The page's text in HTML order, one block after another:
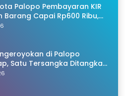
Palopo Pembayaran KIR
Barang Capai Rp600 Ribu,
Pertanyakan Dugaan Pungli
di Palopo
Satu Tersangka Ditangkap